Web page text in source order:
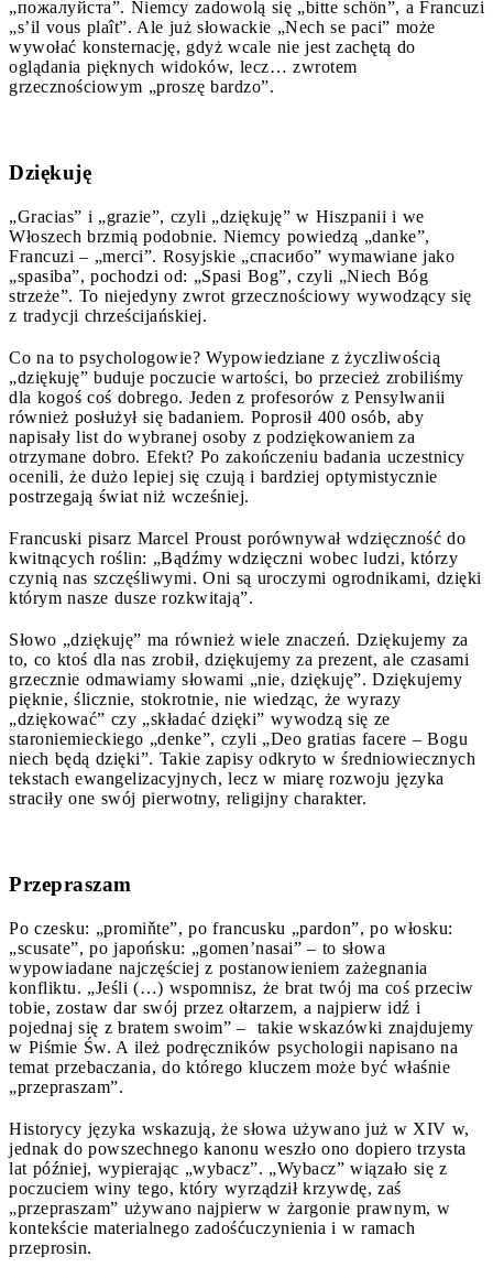
„пожалуйста”. Niemcy zadowolą się „bitte schön”, a Francuzi
„s’il vous plaît”. Ale już słowackie „Nech se paci” może
wywołać konsternację, gdyż wcale nie jest zachętą do
oglądania pięknych widoków, lecz… zwrotem
grzecznościowym „proszę bardzo”.
Dziękuję
„Gracias” i „grazie”, czyli „dziękuję” w Hiszpanii i we
Włoszech brzmią podobnie. Niemcy powiedzą „danke”,
Francuzi – „merci”. Rosyjskie „спасибо” wymawiane jako
„spasiba”, pochodzi od: „Spasi Bog”, czyli „Niech Bóg
strzeże”. To niejedyny zwrot grzecznościowy wywodzący się
z tradycji chrześcijańskiej.
Co na to psychologowie? Wypowiedziane z życzliwością
„dziękuję” buduje poczucie wartości, bo przecież zrobiliśmy
dla kogoś coś dobrego. Jeden z profesorów z Pensylwanii
również posłużył się badaniem. Poprosił 400 osób, aby
napisały list do wybranej osoby z podziękowaniem za
otrzymane dobro. Efekt? Po zakończeniu badania uczestnicy
ocenili, że dużo lepiej się czują i bardziej optymistycznie
postrzegają świat niż wcześniej.
Francuski pisarz Marcel Proust porównywał wdzięczność do
kwitnących roślin: „Bądźmy wdzięczni wobec ludzi, którzy
czynią nas szczęśliwymi. Oni są uroczymi ogrodnikami, dzięki
którym nasze dusze rozkwitają”.
Słowo „dziękuję” ma również wiele znaczeń. Dziękujemy za
to, co ktoś dla nas zrobił, dziękujemy za prezent, ale czasami
grzecznie odmawiamy słowami „nie, dziękuję”. Dziękujemy
pięknie, ślicznie, stokrotnie, nie wiedząc, że wyrazy
„dziękować” czy „składać dzięki” wywodzą się ze
staroniemieckiego „denke”, czyli „Deo gratias facere – Bogu
niech będą dzięki”. Takie zapisy odkryto w średniowiecznych
tekstach ewangelizacyjnych, lecz w miarę rozwoju języka
straciły one swój pierwotny, religijny charakter.
Przepraszam
Po czesku: „promiňte”, po francusku „pardon”, po włosku:
„scusate”, po japońsku: „gomen’nasai” – to słowa
wypowiadane najczęściej z postanowieniem zażegnania
konfliktu. „Jeśli (…) wspomnisz, że brat twój ma coś przeciw
tobie, zostaw dar swój przez ołtarzem, a najpierw idź i
pojednaj się z bratem swoim” – takie wskazówki znajdujemy
w Piśmie Św. A ileż podręczników psychologii napisano na
temat przebaczania, do którego kluczem może być właśnie
„przepraszam”.
Historycy języka wskazują, że słowa używano już w XIV w,
jednak do powszechnego kanonu weszło ono dopiero trzysta
lat później, wypierając „wybacz”. „Wybacz” wiązało się z
poczuciem winy tego, który wyrządził krzywdę, zaś
„przepraszam” używano najpierw w żargonie prawnym, w
kontekście materialnego zadośćuczynienia i w ramach
przeprosin.